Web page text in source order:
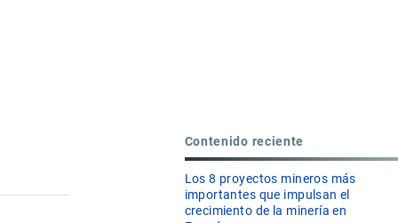
Contenido reciente
Los 8 proyectos mineros más
importantes que impulsan el
crecimiento de la minería en